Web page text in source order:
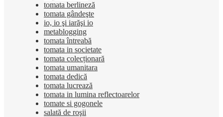
tomata berlineză
tomata gândeşte
io, io şi iarăşi io
metablogging
tomata întreabă
tomata in societate
tomata colecționară
tomata umanitara
tomata dedică
tomata lucrează
tomata in lumina reflectoarelor
tomate si gogonele
salată de roşii